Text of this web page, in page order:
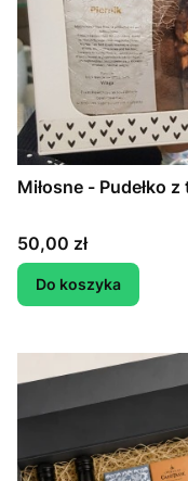
Miłosne - Pudełko
Cena
50,00 zł
Do koszyka